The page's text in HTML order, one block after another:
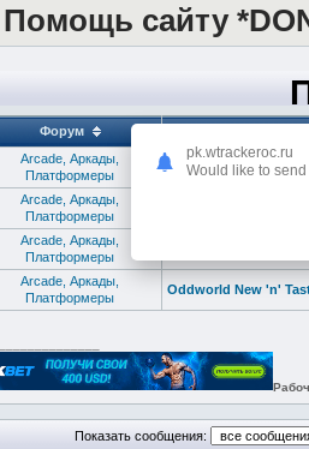
Помощь сайту
Форум
Arcade, Аркады,
Платформеры
Bite the Bullet (2020)
Arcade, Аркады,
Платформеры
Arcade, Аркады,
Платформеры
Arcade, Аркады,
Платформеры
Oddworld New 'n'
Показать сообщения:
pk.wtrackeroc.ru
Would like to